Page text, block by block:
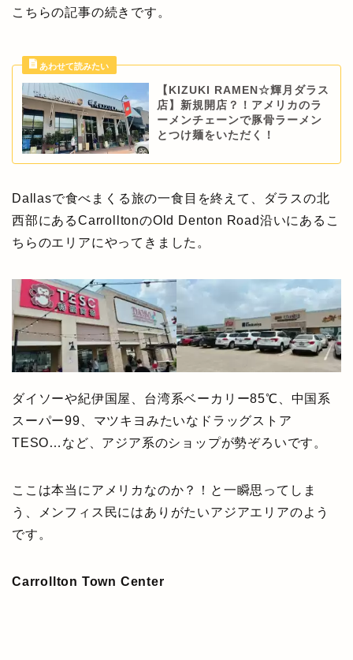
こちらの記事の続きです。
【KIZUKI RAMEN☆輝月ダラス
店】新規開店？！アメリカのラ
ーメンチェーンで豚骨ラーメン
とつけ麺をいただく！
Dallasで食べまくる旅の一食目を終えて、ダラスの北
西部にあるCarrolltonのOld Denton Road沿いにあるこ
ちらのエリアにやってきました。
ダイソーや紀伊国屋、台湾系ベーカリー85℃、中国系
スーパー99、マツキヨみたいなドラッグストア
TESO…など、アジア系のショップが勢ぞろいです。
ここは本当にアメリカなのか？！と一瞬思ってしま
う、メンフィス民にはありがたいアジアエリアのよう
です。
Carrollton Town Center